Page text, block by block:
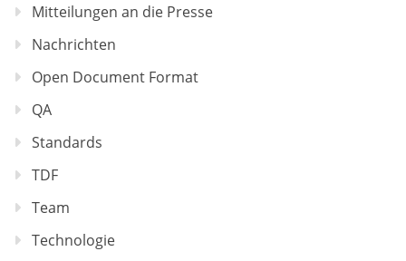
Mitteilungen an die Presse
Nachrichten
Open Document Format
QA
Standards
TDF
Team
Technologie